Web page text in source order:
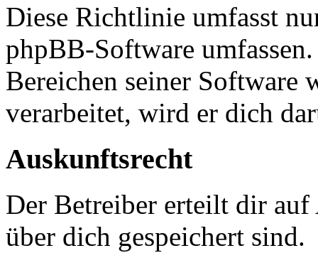
Diese Richtlinie umfasst
phpBB-Software
Bereichen seiner Software
verarbeitet, wird er dich
Auskunftsrecht
Der Betreiber erteilt dir
über dich gespeichert sind.